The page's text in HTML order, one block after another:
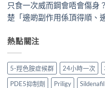
只食一次威而鋼會唔會傷身
楚「邊啲副作用係頂得順、
熱點關注
5-羥色胺症候群 24小時一次
PDE5抑制劑
Priligy Sildenafil